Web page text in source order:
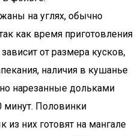
на углях, обычно
как время приготовления
от размера кусков,
наличия в кушанье
нарезанные дольками
минут. Половинки
них готовят на мангале